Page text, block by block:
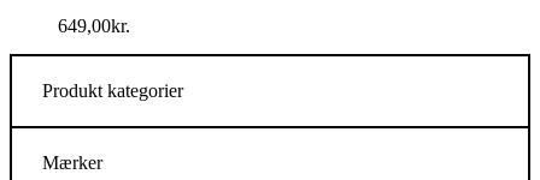
649,00kr.
Produkt kategorier
Mærker